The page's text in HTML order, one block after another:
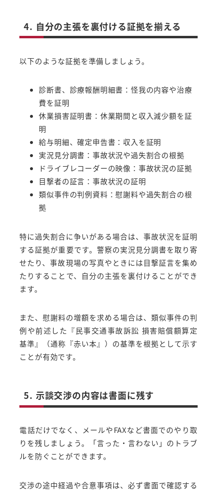
4. 自分の主張を裏付ける証拠を揃える
以下のような証拠を準備しましょう。
診断書、診療報酬明細書：怪我の内容や治療
費を証明
休業損害証明書：休業期間と収入減少額を証
明
給与明細、確定申告書：収入を証明
実況見分調書：事故状況や過失割合の根拠
ドライブレコーダーの映像：事故状況の証拠
目撃者の証言：事故状況の証明
類似事件の判例資料：慰謝料や過失割合の根
拠
特に過失割合に争いがある場合は、事故状況を証明
する証拠が重要です。警察の実況見分調書を取り寄
せたり、事故現場の写真やときには目撃証言を集め
たりすることで、自分の主張を裏付けることができ
ます。
また、慰謝料の増額を求める場合は、類似事件の判
例や前述した『民事交通事故訴訟 損害賠償額算定
基準』（通称『赤い本』）の基準を根拠として示す
ことが有効です。
5. 示談交渉の内容は書面に残す
電話だけでなく、メールやFAXなど書面でのやり取
りを残しましょう。「言った・言わない」のトラブ
ルを防ぐことができます。
交渉の途中経過や合意事項は、必ず書面で確認する